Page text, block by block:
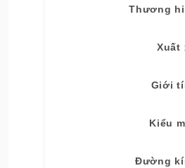
Thương
Xuất
Giới
Kiểu
Đường